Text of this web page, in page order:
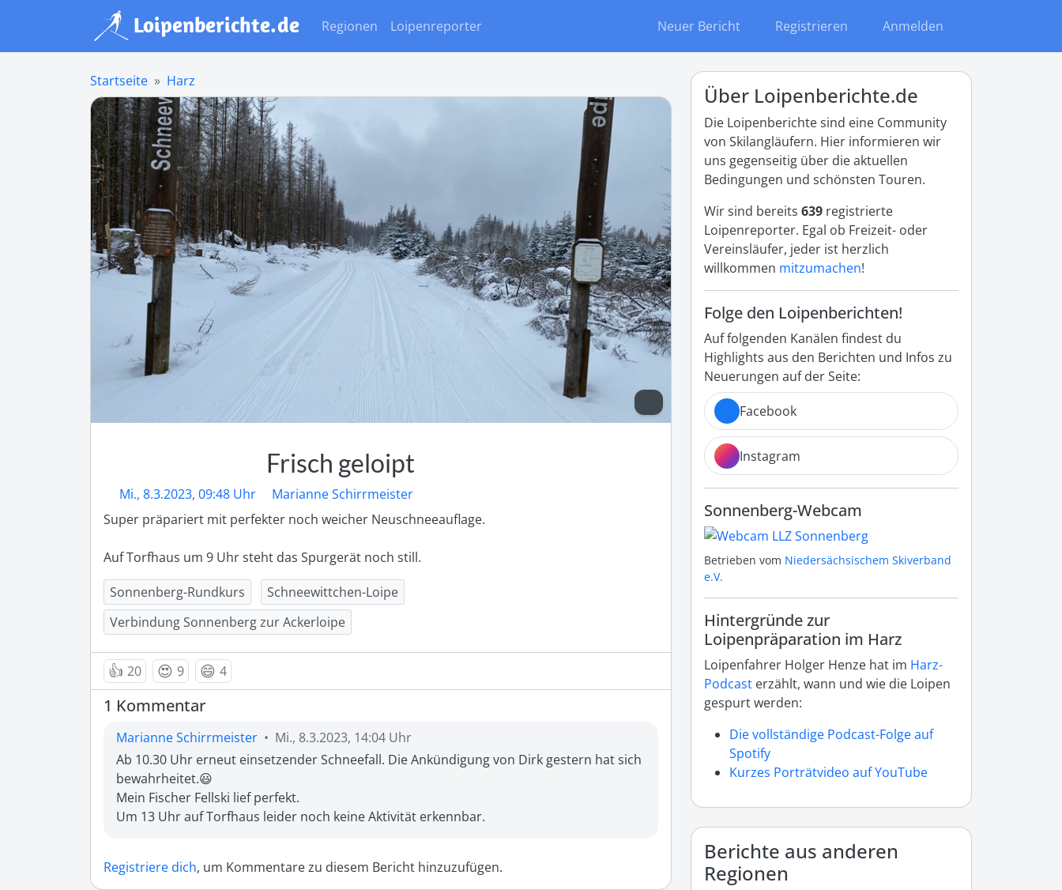
Regionen Loipenreporter Neuer Bericht Registrieren Anmelden
Startseite Harz
Frisch geloipt
Mi., 8.3.2023, 09:48 Uhr
Marianne Schirrmeister
Super präpariert mit perfekter noch weicher Neuschneeauflage.
Auf Torfhaus um 9 Uhr steht das Spurgerät noch still.
Sonnenberg-Rundkurs
Schneewittchen-Loipe
Verbindung Sonnenberg zur Ackerloipe
👍 20 😍 9 😄 4
1 Kommentar
Marianne Schirrmeister • Mi., 8.3.2023, 14:04 Uhr
Ab 10.30 Uhr erneut einsetzender Schneefall. Die Ankündigung von Dirk gestern hat sich
bewahrheitet.😃
Mein Fischer Fellski lief perfekt.
Um 13 Uhr auf Torfhaus leider noch keine Aktivität erkennbar.
Registriere dich, um Kommentare zu diesem Bericht hinzuzufügen.
Über Loipenberichte.de
Die Loipenberichte sind eine Community
von Skilangläufern. Hier informieren wir
uns gegenseitig über die aktuellen
Bedingungen und schönsten Touren.
Wir sind bereits 639 registrierte
Loipenreporter. Egal ob Freizeit- oder
Vereinsläufer, jeder ist herzlich
willkommen mitzumachen!
Folge den Loipenberichten!
Auf folgenden Kanälen findest du
Highlights aus den Berichten und Infos zu
Neuerungen auf der Seite:
Facebook
Instagram
Sonnenberg-Webcam
Betrieben vom Niedersächsischem Skiverband
e.V.
Hintergründe zur
Loipenpräparation im Harz
Loipenfahrer Holger Henze hat im Harz-
Podcast erzählt, wann und wie die Loipen
gespurt werden:
Die vollständige Podcast-Folge auf
Spotify
Kurzes Porträtvideo auf YouTube
Berichte aus anderen
Regionen